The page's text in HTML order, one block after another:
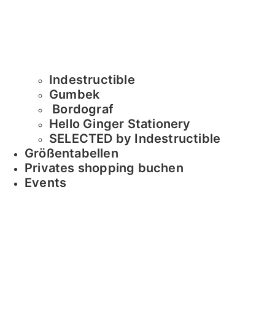
Indestructible
Gumbek
Bordograf
Hello Ginger Stationery
SELECTED by Indestructible
Größentabellen
Privates shopping buchen
Events